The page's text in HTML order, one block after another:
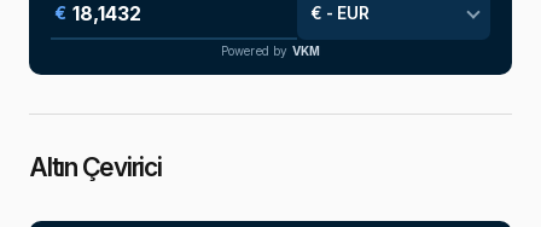
€
Powered by VKM
Altın Çevirici